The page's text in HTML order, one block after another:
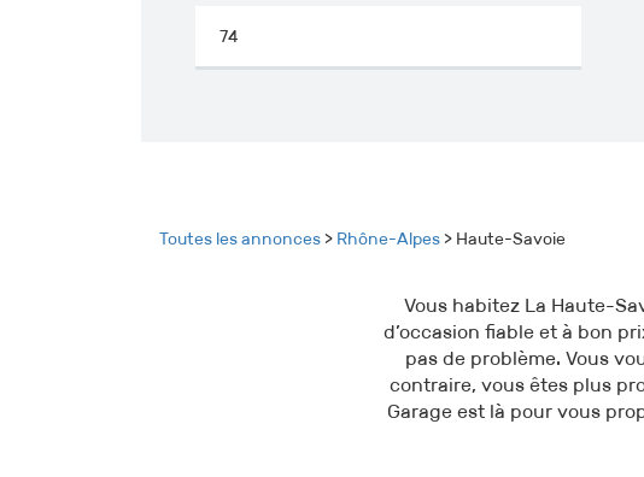
Toutes les annonces > Rhône-Alpes > Haute-Savoie
Vous habitez La Haute-
d’occasion fiable et à bon
pas de problème. Vous
contraire, vous êtes plus
Garage est là pour vous